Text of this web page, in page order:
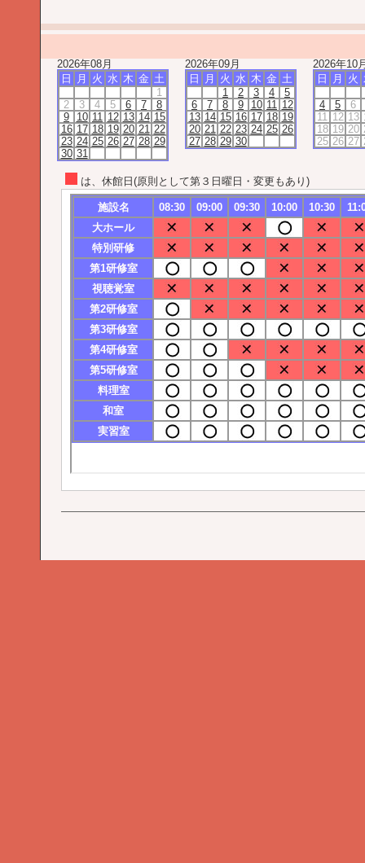
2026年08月
日
月 火 水 木 金 土
1
2
3 4 5 6 7
8
9
10 11 12 13 14 15
16 17 18 19 20 21 22
23 24 25 26 27 28 29
30 31
2026年09月
日
月 火 水 木 金 土
1
2 3 4
5
6
7 8 9 10 11 12
13 14 15 16 17 18 19
20 21 22 23 24 25 26
27 28 29 30
2026年10
日
月 火
4 5
6
11 12 13
18 19 20
25 26 27
は、休館日(原則として第３日曜日・変更もあり)